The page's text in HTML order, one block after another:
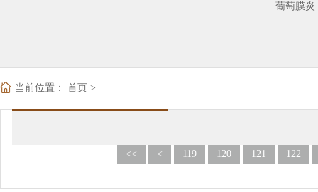
葡萄膜炎
当前位置： 首页 >
<< < 119 120 121 122